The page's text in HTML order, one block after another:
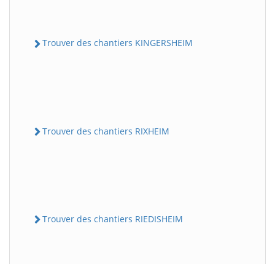
Trouver des chantiers KINGERSHEIM
Trouver des chantiers RIXHEIM
Trouver des chantiers RIEDISHEIM